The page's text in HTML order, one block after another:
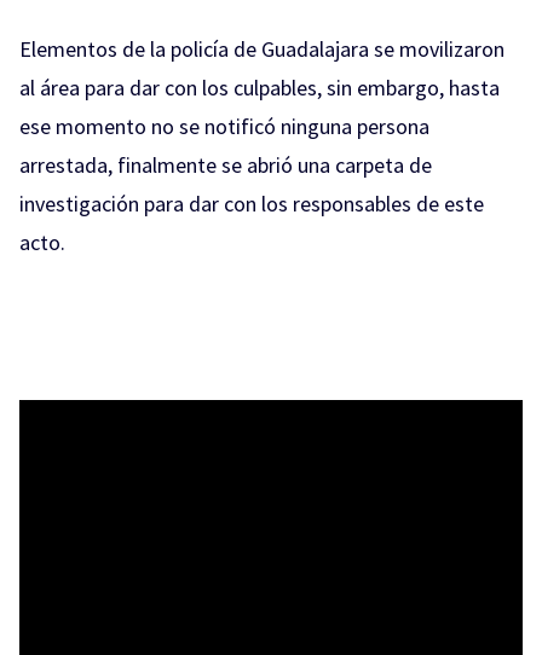
Elementos de la policía de Guadalajara se movilizaron
al área para dar con los culpables, sin embargo, hasta
ese momento no se notificó ninguna persona
arrestada, finalmente se abrió una carpeta de
investigación para dar con los responsables de este
acto.